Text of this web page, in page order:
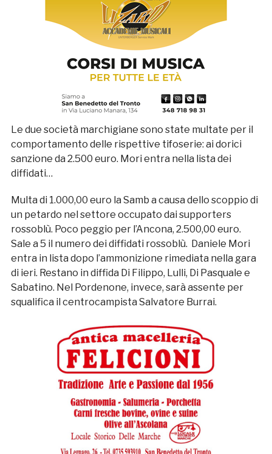
Le due società marchigiane sono state multate per il
comportamento delle rispettive tifoserie: ai dorici
sanzione da 2.500 euro. Mori entra nella lista dei
diffidati…
Multa di 1.000,00 euro la Samb a causa dello scoppio di
un petardo nel settore occupato dai supporters
rossoblù. Poco peggio per l’Ancona, 2.500,00 euro.
Sale a 5 il numero dei diffidati rossoblù. Daniele Mori
entra in lista dopo l’ammonizione rimediata nella gara
di ieri. Restano in diffida Di Filippo, Lulli, Di Pasquale e
Sabatino. Nel Pordenone, invece, sarà assente per
squalifica il centrocampista Salvatore Burrai.